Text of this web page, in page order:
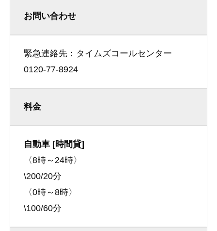
お問い合わせ
緊急連絡先：タイムズコールセンター
0120-77-8924
料金
自動車 [時間貸]
〈8時～24時〉
\200/20分
〈0時～8時〉
\100/60分